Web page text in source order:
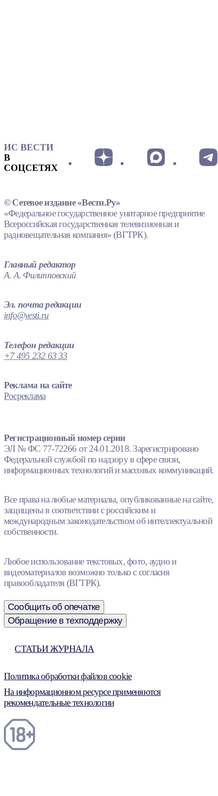
ИС ВЕСТИ
В
СОЦСЕТЯХ
© Сетевое издание «Вести.Ру»
«Федеральное государственное унитарное предприятие
Всероссийская государственная телевизионная и
радиовещательная компания» (ВГТРК).
Главный редактор
А. А. Филипповский
Эл. почта редакции
info@vesti.ru
Телефон редакции
+7 495 232 63 33
Реклама на сайте
Росреклама
Регистрационный номер серии
ЭЛ № ФС 77-72266 от 24.01.2018. Зарегистрировано
Федеральной службой по надзору в сфере связи,
информационных технологий и массовых коммуникаций.
Все права на любые материалы, опубликованные на сайте,
защищены в соответствии с российским и
международным законодательством об интеллектуальной
собственности.
Любое использование текстовых, фото, аудио и
видеоматериалов возможно только с согласия
правообладателя (ВГТРК).
Сообщить об опечатке
Обращение в техподдержку
СТАТЬИ ЖУРНАЛА
Политика обработки файлов cookie
На информационном ресурсе применяются
рекомендательные технологии